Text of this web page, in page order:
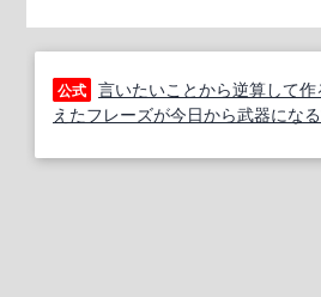
公式 言いたいことから逆算して
えたフレーズが今日から武器にな